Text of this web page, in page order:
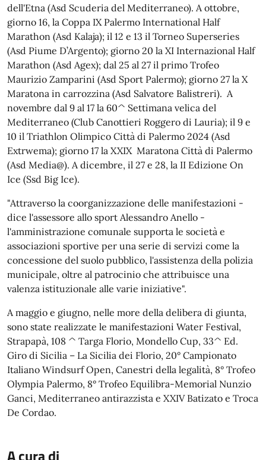
dell'Etna (Asd Scuderia del Mediterraneo). A ottobre,
giorno 16, la Coppa IX Palermo International Half
Marathon (Asd Kalaja); il 12 e 13 il Torneo Superseries
(Asd Piume D’Argento); giorno 20 la XI Internazional Half
Marathon (Asd Agex); dal 25 al 27 il primo Trofeo
Maurizio Zamparini (Asd Sport Palermo); giorno 27 la X
Maratona in carrozzina (Asd Salvatore Balistreri). A
novembre dal 9 al 17 la 60^ Settimana velica del
Mediterraneo (Club Canottieri Roggero di Lauria); il 9 e
10 il Triathlon Olimpico Città di Palermo 2024 (Asd
Extrwema); giorno 17 la XXIX Maratona Città di Palermo
(Asd Media@). A dicembre, il 27 e 28, la II Edizione On
Ice (Ssd Big Ice).
"Attraverso la coorganizzazione delle manifestazioni -
dice l'assessore allo sport Alessandro Anello -
l'amministrazione comunale supporta le società e
associazioni sportive per una serie di servizi come la
concessione del suolo pubblico, l'assistenza della polizia
municipale, oltre al patrocinio che attribuisce una
valenza istituzionale alle varie iniziative".
A maggio e giugno, nelle more della delibera di giunta,
sono state realizzate le manifestazioni Water Festival,
Strapapà, 108 ^ Targa Florio, Mondello Cup, 33^ Ed.
Giro di Sicilia – La Sicilia dei Florio, 20° Campionato
Italiano Windsurf Open, Canestri della legalità, 8° Trofeo
Olympia Palermo, 8° Trofeo Equilibra-Memorial Nunzio
Ganci, Mediterraneo antirazzista e XXIV Batizato e Troca
De Cordao.